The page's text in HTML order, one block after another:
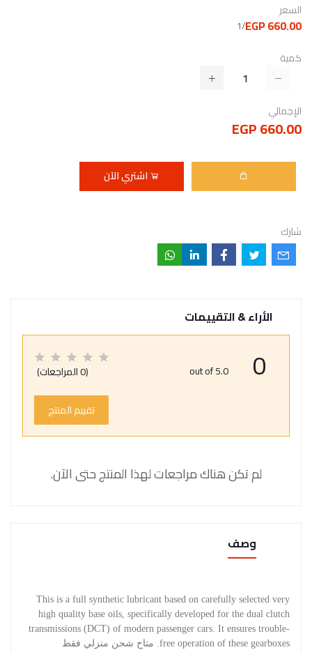
السعر
660.00 EGP
/1
كمية
الإجمالي
660.00 EGP
اشتري الآن
شارك
الأراء & التقييمات
0
out of 5.0 (0 المراجعات)
تقييم المنتج
لم تكن هناك مراجعات لهذا المنتج حتى الآن.
وصف
This is a full synthetic lubricant based on carefully selected very
high quality base oils, specifically developed for the dual clutch
transmissions (DCT) of modern passenger cars. It ensures trouble-
free operation of these gearboxes. متاح شحن منزلي فقط